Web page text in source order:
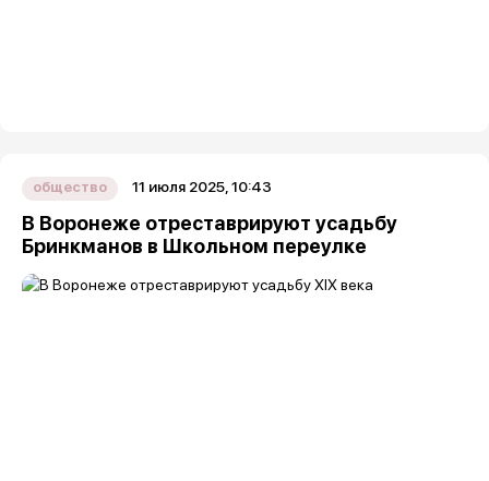
общество 11 июля 2025, 10:43
В Воронеже отреставрируют усадьбу
Бринкманов в Школьном переулке